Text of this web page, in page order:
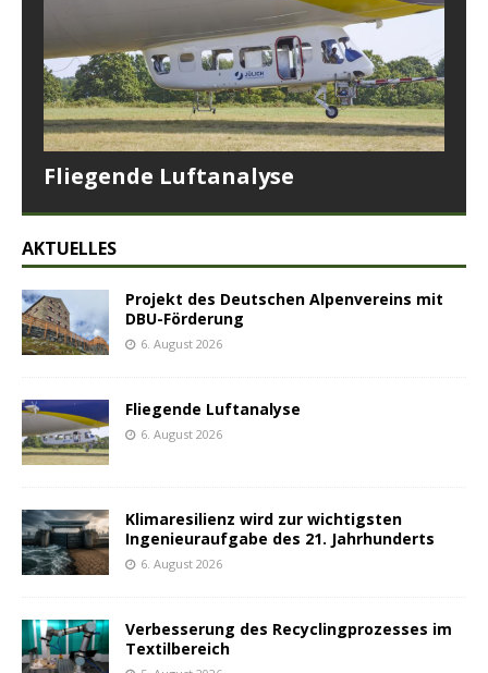
Fliegende Luftanalyse
AKTUELLES
Projekt des Deutschen Alpenvereins mit
DBU-Förderung
6. August 2026
Fliegende Luftanalyse
6. August 2026
Klimaresilienz wird zur wichtigsten
Ingenieuraufgabe des 21. Jahrhunderts
6. August 2026
Verbesserung des Recyclingprozesses im
Textilbereich